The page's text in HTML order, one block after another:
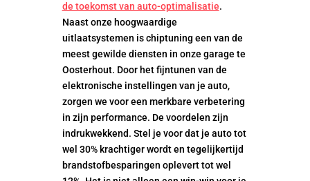
de toekomst van auto-optimalisatie.
Naast onze hoogwaardige
uitlaatsystemen is chiptuning een van de
meest gewilde diensten in onze garage te
Oosterhout. Door het fijntunen van de
elektronische instellingen van je auto,
zorgen we voor een merkbare verbetering
in zijn performance. De voordelen zijn
indrukwekkend. Stel je voor dat je auto tot
wel 30% krachtiger wordt en tegelijkertijd
brandstofbesparingen oplevert tot wel